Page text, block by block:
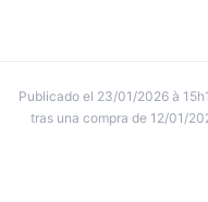
Publicado el 23/01/2026 à
tras una compra de 12/01/